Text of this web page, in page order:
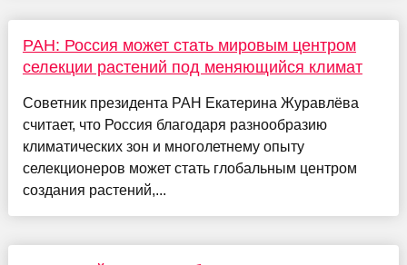
РАН: Россия может стать мировым центром
селекции растений под меняющийся климат
Советник президента РАН Екатерина Журавлёва
считает, что Россия благодаря разнообразию
климатических зон и многолетнему опыту
селекционеров может стать глобальным центром
создания растений,...